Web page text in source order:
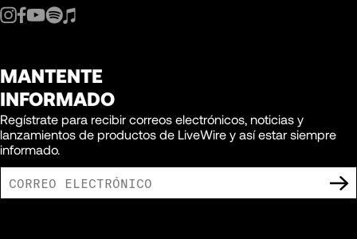
MANTENTE
INFORMADO
Regístrate para recibir correos electrónicos, noticias y
lanzamientos de productos de LiveWire y así estar siempre
informado.